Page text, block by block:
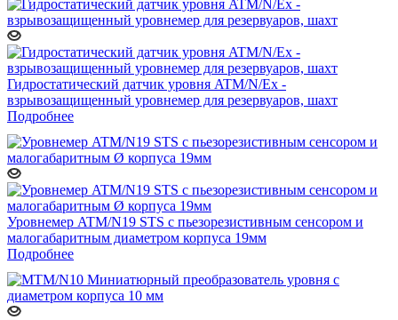
Гидростатический датчик уровня ATM/N/Ex -
взрывозащищенный уровнемер для резервуаров, шахт
Подробнее
Уровнемер ATM/N19 STS с пьезорезистивным сенсором и
малогабаритным диаметром корпуса 19мм
Подробнее